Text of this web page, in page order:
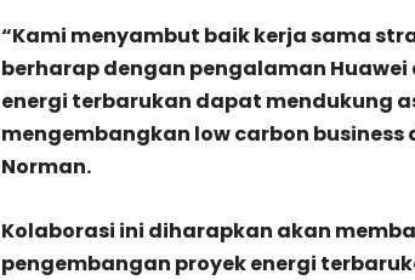
“Kami menyambut baik kerja sama
berharap dengan pengalaman
energi terbarukan dapat mendukung
mengembangkan low carbon business
Norman.
Kolaborasi ini diharapkan akan
pengembangan proyek energi